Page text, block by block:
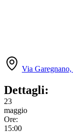
Via
Dettagli:
23
maggio
Ore:
15:00